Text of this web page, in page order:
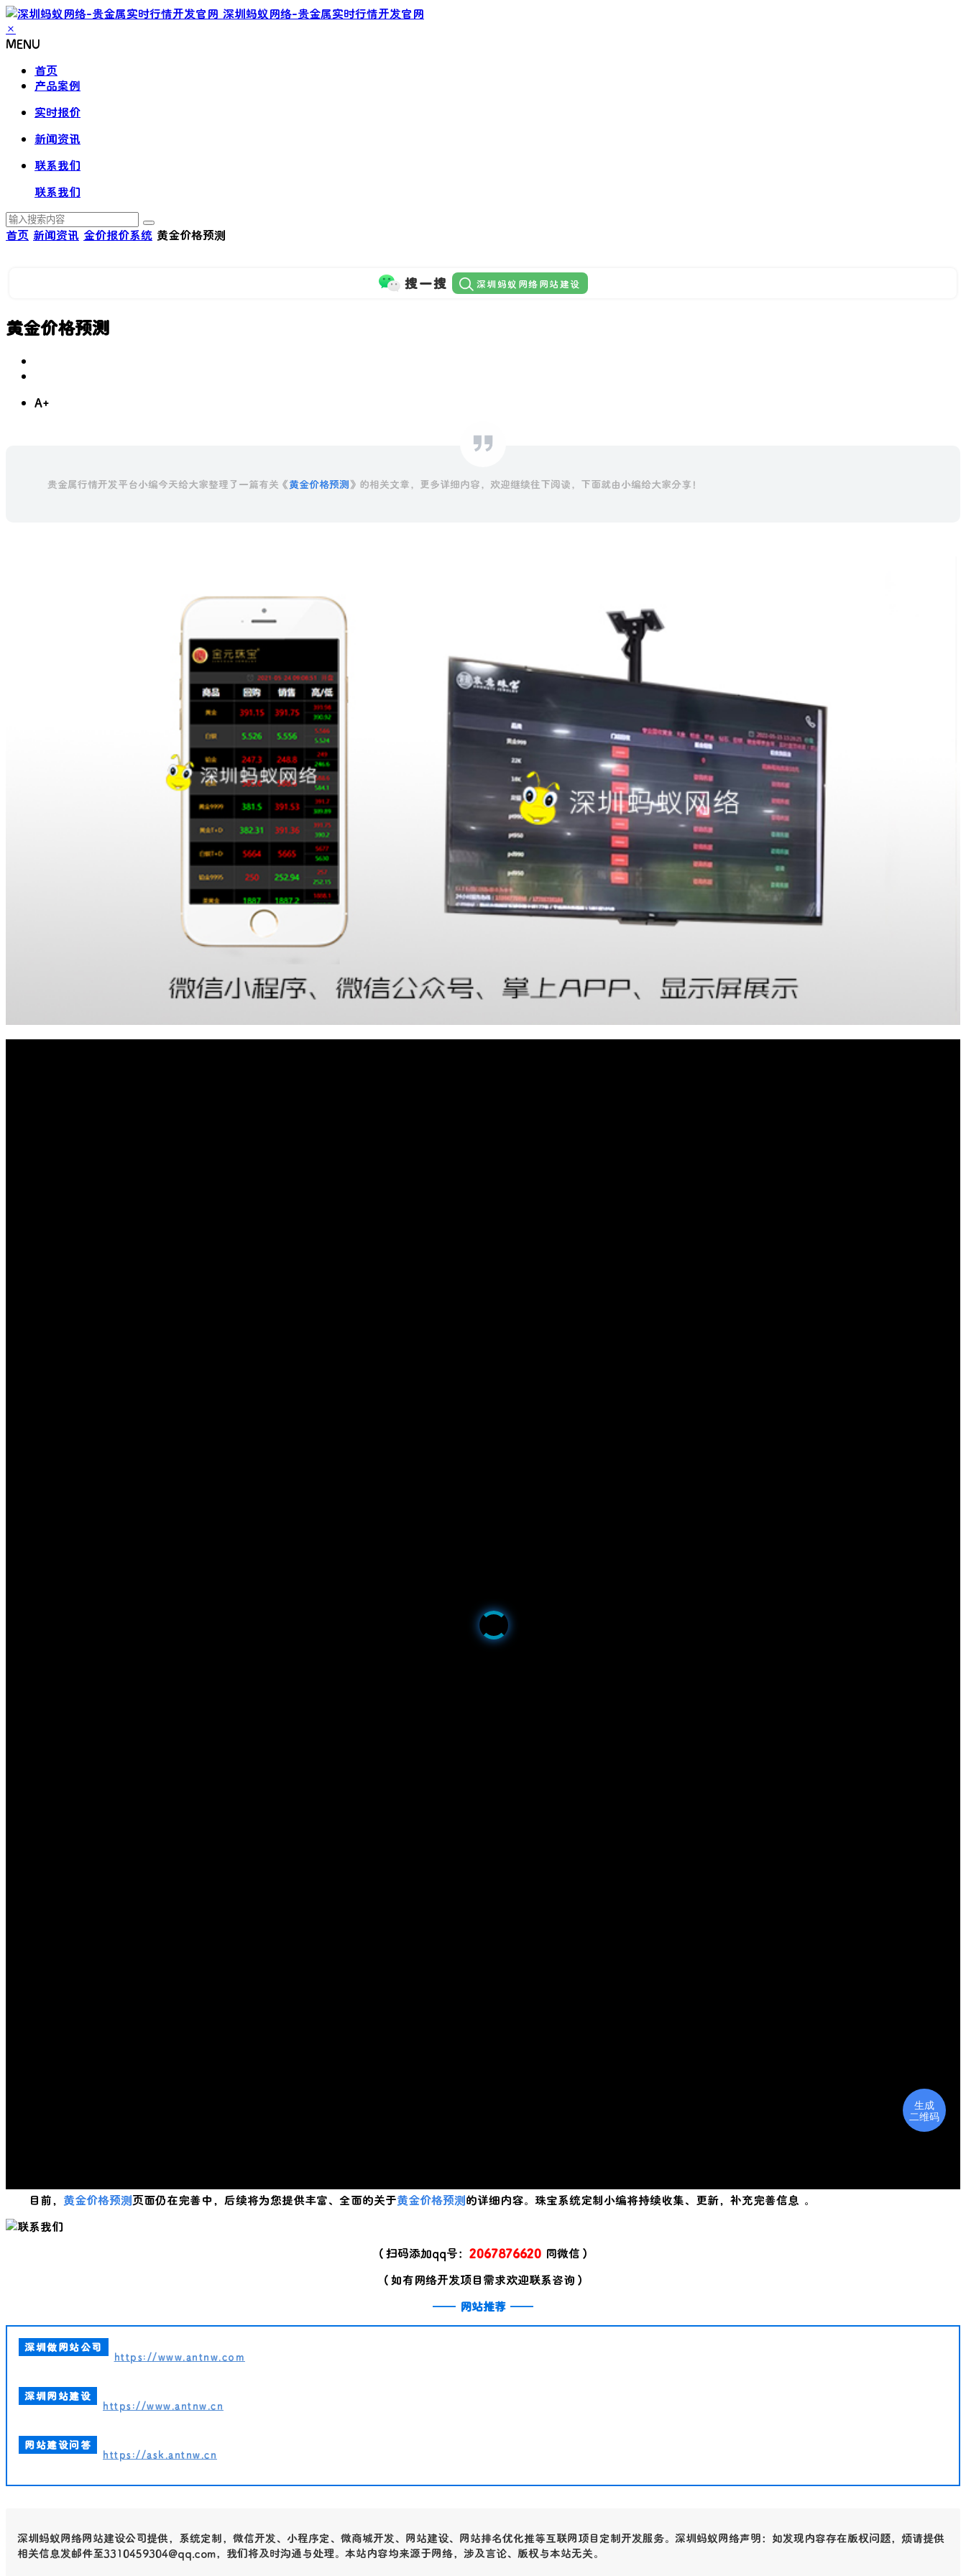
深圳蚂蚁网络-贵金属实时行情开发官网
×
MENU
首页
产品案例
实时报价
新闻资讯
联系我们
联系我们
首页 新闻资讯 金价报价系统 黄金价格预测
搜一搜 深圳蚂蚁网络网站建设
黄金价格预测
A+
贵金属行情开发平台小编今天给大家整理了一篇有关《黄金价格预测》的相关文章，更多详细内容，欢迎继续往下阅读，下面就由小编给大家分享！
目前， 黄金价格预测页面仍在完善中，后续将为您提供丰富、全面的关于黄金价格预测的详细内容。珠宝系统定制小编将持续收集、更新，补充完善信息 。
（扫码添加qq号： 2067876620 同微信）
（如有网络开发项目需求欢迎联系咨询）
—— 网站推荐 ——
深圳做网站公司
https://www.antnw.com
深圳网站建设
https://www.antnw.cn
网站建设问答
https://ask.antnw.cn
深圳蚂蚁网络网站建设公司提供，系统定制，微信开发、小程序定、微商城开发、网站建设、网站排名优化推等互联网项目定制开发服务。深圳蚂蚁网络声明：如发现内容存在版权问题，烦请提供
相关信息发邮件至3310459304@qq.com，我们将及时沟通与处理。本站内容均来源于网络，涉及言论、版权与本站无关。